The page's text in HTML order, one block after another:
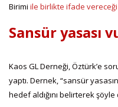
Birimi ile birlikte ifade
Sansür yasası
Kaos GL Derneği, Öztürk’e
yaptı. Dernek, “sansür
hedef aldığını belirterek şöyle